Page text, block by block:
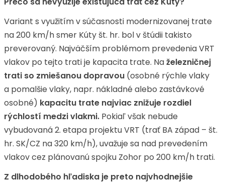
Variant s využitím v súčasnosti modernizovanej trate
na 200 km/h smer Kúty št. hr. bol v štúdii takisto
preverovaný. Najväčším problémom prevedenia VRT
vlakov po tejto trati je kapacita trate. Naželezničnej
trati so zmiešanou dopravou (osobné rýchle vlaky
a pomalšie vlaky, napr. nákladné alebo zastávkové
osobné) kapacitu trate najviac znižuje rozdiel
rýchlostí medzi vlakmi. Pokiaľ však nebude
vybudovaná 2. etapa projektu VRT (trať BA západ – št.
hr. SK/CZ na 320 km/h), uvažuje sa nad prevedením
vlakov cez plánovanú spojku Zohor po 200 km/h trati.
Z dlhodobého hľadiska je preto najvhodnejšie